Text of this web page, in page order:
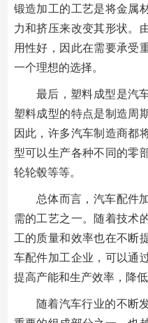
锻造加工的工艺是将金属
力和挤压来改变其形状。
用性好，因此在需要承受
一个理想的选择。
最后，塑料成型是汽
塑料成型的特点是制造周
因此，许多汽车制造商都
型可以生产各种不同的零
轮轮毂等等。
总体而言，汽车配件
需的工艺之一。随着技术
工的质量和效率也在不断
车配件加工企业，可以通
提高产能和生产效率，降
随着汽车行业的不断